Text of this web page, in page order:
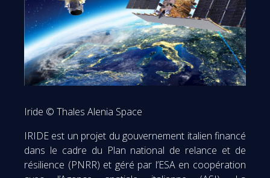
Iride © Thales Alenia Space
IRIDE est un projet du gouvernement italien financé
dans le cadre du Plan national de relance et de
résilience (PNRR) et géré par l’ESA en coopération